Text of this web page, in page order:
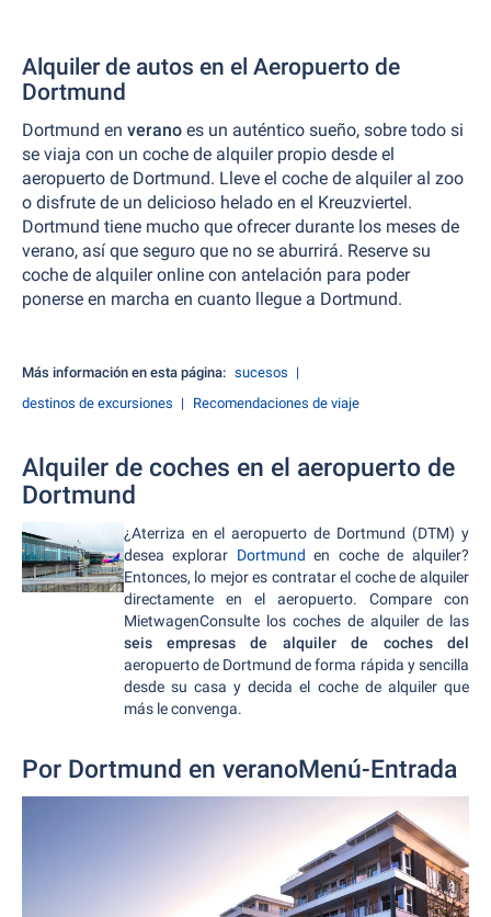
Alquiler de autos en el Aeropuerto de
Dortmund
Dortmund en verano es un auténtico sueño, sobre todo si
se viaja con un coche de alquiler propio desde el
aeropuerto de Dortmund. Lleve el coche de alquiler al zoo
o disfrute de un delicioso helado en el Kreuzviertel.
Dortmund tiene mucho que ofrecer durante los meses de
verano, así que seguro que no se aburrirá. Reserve su
coche de alquiler online con antelación para poder
ponerse en marcha en cuanto llegue a Dortmund.
Más información en esta página: sucesos
destinos de excursiones
Recomendaciones de viaje
Alquiler de coches en el aeropuerto de
Dortmund
¿Aterriza en el aeropuerto de Dortmund (DTM) y
desea explorar Dortmund en coche de alquiler?
Entonces, lo mejor es contratar el coche de alquiler
directamente en el aeropuerto. Compare con
MietwagenConsulte los coches de alquiler de las
seis empresas de alquiler de coches del
aeropuerto de Dortmund de forma rápida y sencilla
desde su casa y decida el coche de alquiler que
más le convenga.
Por Dortmund en veranoMenú-Entrada